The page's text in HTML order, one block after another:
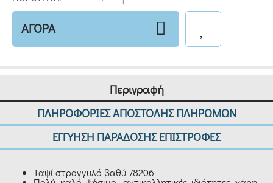
ΑΓΟΡΑ
Περιγραφή
ΠΛΗΡΟΦΟΡΙΕΣ ΑΠΟΣΤΟΛΗΣ ΠΛΗΡΩΜΩΝ
ΕΓΓΥΗΣΗ ΠΑΡΑΔΟΣΗΣ ΕΠΙΣΤΡΟΦΕΣ
Ταψί στρογγυλό βαθύ 78206